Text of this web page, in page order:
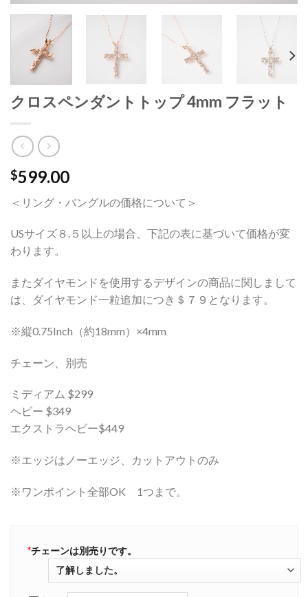
クロスペンダントトップ 4mm フラット
$599.00
＜リング・バングルの価格について＞
USサイズ８.５以上の場合、下記の表に基づいて価格が変
わります。
またダイヤモンドを使用するデザインの商品に関しまして
は、ダイヤモンド一粒追加につき＄７９となります。
※縦0.75Inch（約18mm）×4mm
チェーン、別売
ミディアム $299
ヘビー $349
エクストラヘビー$449
※エッジはノーエッジ、カットアウトのみ
※ワンポイント全部OK 1つまで。
*チェーンは別売りです。